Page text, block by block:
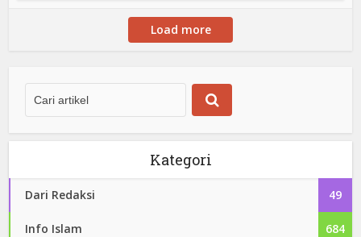
Load more
Kategori
Dari Redaksi 49
Info Islam 684